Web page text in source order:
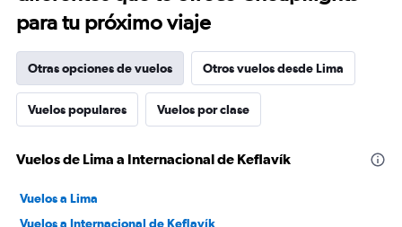
para tu próximo viaje
Otras opciones de vuelos Otros vuelos desde Lima
Vuelos populares Vuelos por clase
Vuelos de Lima a Internacional de Keflavík
Vuelos a Lima
Vuelos a Internacional de Keflavík